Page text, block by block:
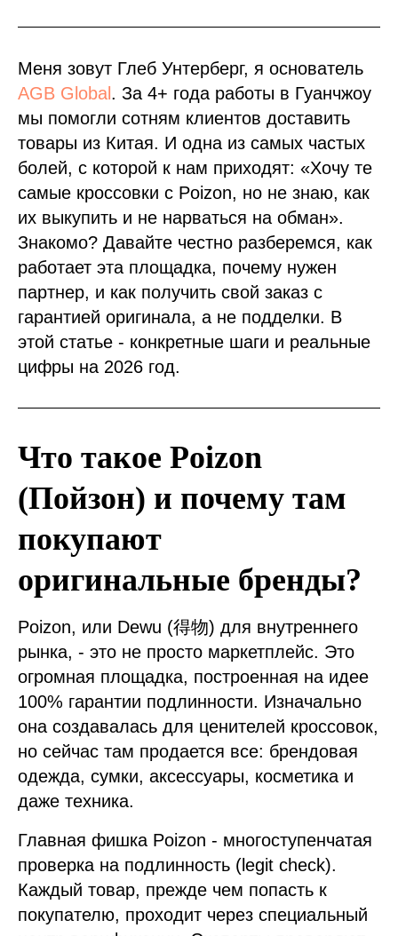
Меня зовут Глеб Унтерберг, я основатель
AGB Global . За 4+ года работы в Гуанчжоу
мы помогли сотням клиентов доставить
товары из Китая. И одна из самых частых
болей, с которой к нам приходят: «Хочу те
самые кроссовки с Poizon, но не знаю, как
их выкупить и не нарваться на обман».
Знакомо? Давайте честно разберемся, как
работает эта площадка, почему нужен
партнер, и как получить свой заказ с
гарантией оригинала, а не подделки. В
этой статье - конкретные шаги и реальные
цифры на 2026 год.
Что такое Poizon
(Пойзон) и почему там
покупают
оригинальные бренды?
Poizon, или Dewu (得物) для внутреннего
рынка, - это не просто маркетплейс. Это
огромная площадка, построенная на идее
100% гарантии подлинности. Изначально
она создавалась для ценителей кроссовок,
но сейчас там продается все: брендовая
одежда, сумки, аксессуары, косметика и
даже техника.
Главная фишка Poizon - многоступенчатая
проверка на подлинность (legit check).
Каждый товар, прежде чем попасть к
покупателю, проходит через специальный